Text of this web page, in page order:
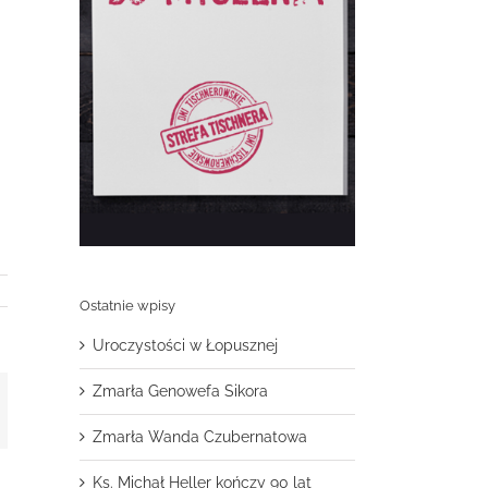
Ostatnie wpisy
Uroczystości w Łopusznej
Zmarła Genowefa Sikora
Zmarła Wanda Czubernatowa
Ks. Michał Heller kończy 90 lat